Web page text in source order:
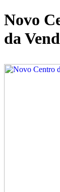
Novo
da